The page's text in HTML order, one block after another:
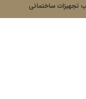
تجهیزات ساختمانی